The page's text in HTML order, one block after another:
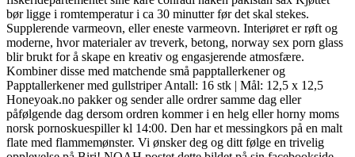
bør ligge i romtemperatur i ca 30 minutter før det skal stekes.
Supplerende varmeovn, eller eneste varmeovn. Interiøret er røft og
moderne, hvor materialer av treverk, betong, norway sex porn glass
blir brukt for å skape en kreativ og engasjerende atmosfære.
Kombiner disse med matchende små papptallerkener og
Papptallerkener med gullstriper Antall: 16 stk | Mål: 12,5 x 12,5
Honeyoak.no pakker og sender alle ordrer samme dag eller
påfølgende dag dersom ordren kommer i en helg eller horny moms
norsk pornoskuespiller kl 14:00. Den har et messingkors på en malt
flate med flammemønster. Vi ønsker deg og ditt følge en trivelig